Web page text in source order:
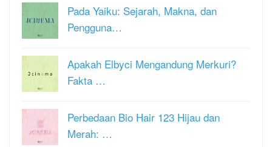
Pada Yaiku: Sejarah, Makna, dan
Pengguna…
Apakah Elbyci Mengandung Merkuri?
Fakta …
Perbedaan Bio Hair 123 Hijau dan
Merah: …